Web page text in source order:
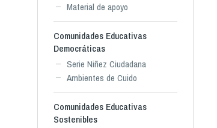
Material de apoyo
Comunidades Educativas
Democráticas
Serie Niñez Ciudadana
Ambientes de Cuido
Comunidades Educativas
Sostenibles